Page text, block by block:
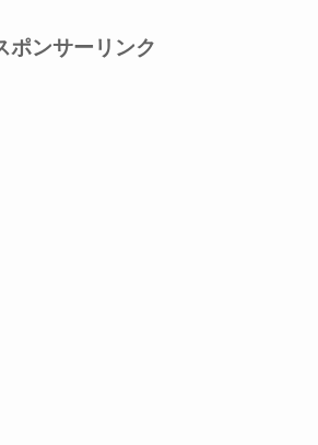
ポンサーリンク